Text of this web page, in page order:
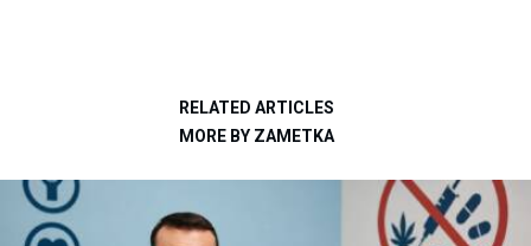
RELATED ARTICLES
MORE BY ZAMETKA